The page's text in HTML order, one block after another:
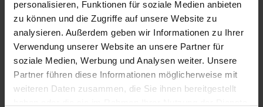
personalisieren, Funktionen für soziale Medien anbieten
zu können und die Zugriffe auf unsere Website zu
analysieren. Außerdem geben wir Informationen zu Ihrer
Verwendung unserer Website an unsere Partner für
soziale Medien, Werbung und Analysen weiter. Unsere
Partner führen diese Informationen möglicherweise mit
weiteren Daten zusammen, die Sie ihnen bereitgestellt